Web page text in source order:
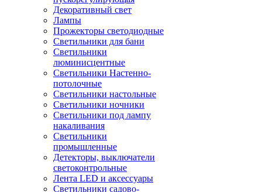
Декоративный свет
Лампы
Прожекторы светодиодные
Светильники для бани
Светильники
люминисцентные
Светильники Настенно-
потолочные
Светильники настольные
Светильники ночники
Светильники под лампу
накаливания
Светильники
промышленные
Детекторы, выключатели
светоконтрольные
Лента LED и аксессуары
Светильники садово-